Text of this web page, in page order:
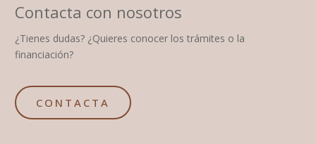
Contacta con nosotros
¿Tienes dudas? ¿Quieres conocer los trámites o la
financiación?
CONTACTA